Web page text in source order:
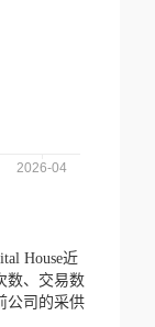
House近
数、交易数
公司的采供